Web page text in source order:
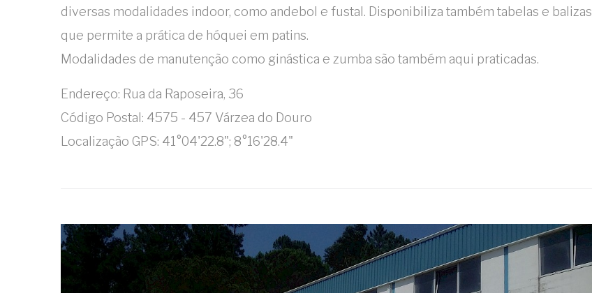
diversas modalidades indoor, como andebol e fustal. Disponibiliza também tabelas e balizas
que permite a prática de hóquei em patins.
Modalidades de manutenção como ginástica e zumba são também aqui praticadas.
Endereço: Rua da Raposeira, 36
Código Postal: 4575 - 457 Várzea do Douro
Localização GPS: 41°04'22.8"; 8°16'28.4"